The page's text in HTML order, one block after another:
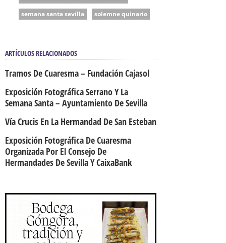
semana santa sevilla
solemne quinario
ARTÍCULOS RELACIONADOS
Tramos De Cuaresma – Fundación Cajasol
Exposición Fotográfica Serrano Y La
Semana Santa – Ayuntamiento De Sevilla
Vía Crucis En La Hermandad De San Esteban
Exposición Fotográfica De Cuaresma
Organizada Por El Consejo De
Hermandades De Sevilla Y CaixaBank